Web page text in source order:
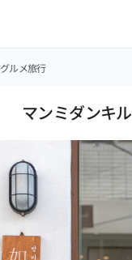
グルメ旅行
マンミダンキル